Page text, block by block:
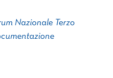
Nazionale Terzo
Documentazione